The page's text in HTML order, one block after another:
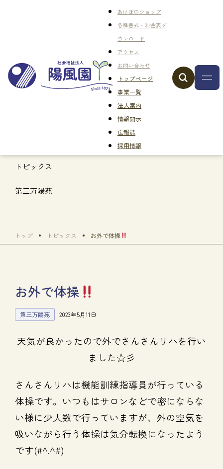
あけぼのショップ
各種書式・料金表ダ
ウンロード
アクセス
お問い合わせ
トップページ
事業一覧
法人案内
情報開示
広報誌
採用情報
トピックス
第三万陽苑
トップ トピックス お外で体操
お外で体操
第三万陽苑 2023年5月11日
天気が良かったので外でさんさんリハを行い
ました☆彡
さんさんリハは機能訓練指導員が行っている
体操です。いつもはサロンなどで密にならな
い様に少人数で行っていますが、外の空気を
吸いながら行う体操は気分転換になったよう
です(#^.^#)